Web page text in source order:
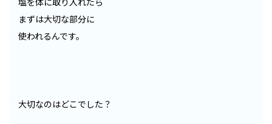
まずは大切な部分に
使われるんです。
大切なのはどこでした？